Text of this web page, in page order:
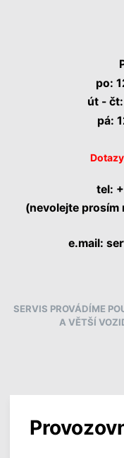
po:
út -
pá:
tel:
(nevolejte prosím
e.mail:
SERVIS PROVÁDÍME
A VĚTŠÍ